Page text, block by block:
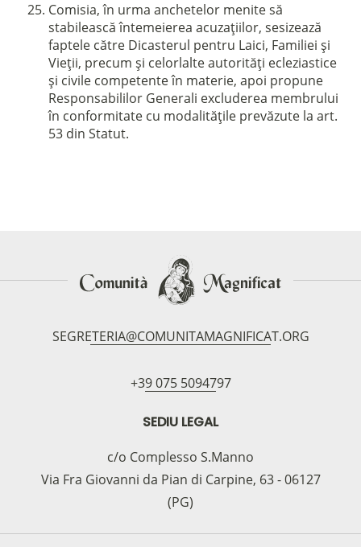
Comisia, în urma anchetelor menite să
stabilească întemeierea acuzațiilor, sesizează
faptele către Dicasterul pentru Laici, Familiei și
Vieții, precum și celorlalte autorități ecleziastice
și civile competente în materie, apoi propune
Responsabililor Generali excluderea membrului
în conformitate cu modalitățile prevăzute la art.
53 din Statut.
SEGRETERIA@COMUNITAMAGNIFICAT.ORG
+39 075 5094797
SEDIU LEGAL
c/o Complesso S.Manno
Via Fra Giovanni da Pian di Carpine, 63 - 06127
(PG)